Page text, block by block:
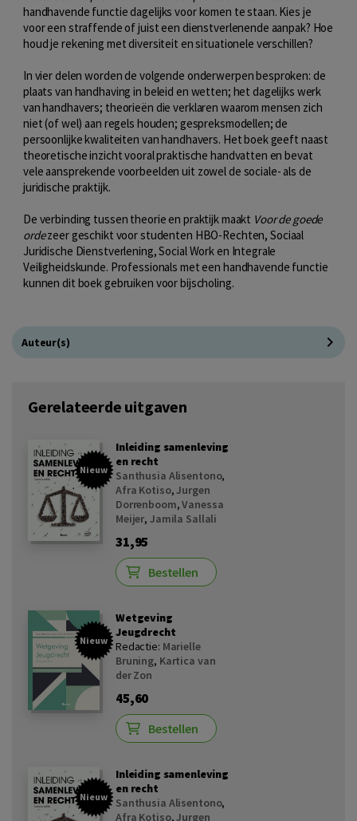
handhavende functie dagelijks voor komen te staan. Kies je
voor een straffende of juist een dienstverlenende aanpak? Hoe
houd je rekening met diversiteit en situationele verschillen?
In vier delen worden de volgende onderwerpen besproken: de
plaats van handhaving in beleid en wetten; het dagelijks werk
van handhavers; theorieën die verklaren waarom mensen zich
niet (of wel) aan regels houden; gespreksmodellen; de
persoonlijke kwaliteiten van handhavers. Het boek geeft naast
theoretische inzicht vooral praktische handvatten en bevat
vele aansprekende voorbeelden uit zowel de sociale- als de
juridische praktijk.
De verbinding tussen theorie en praktijk maakt Voor de goede
ordezeer geschikt voor studenten HBO-Rechten, Sociaal
Juridische Dienstverlening, Social Work en Integrale
Veiligheidskunde. Professionals met een handhavende functie
kunnen dit boek gebruiken voor bijscholing.
Auteur(s)
Gerelateerde uitgaven
Nieuw
Inleiding samenleving
en recht
Santhusia Alisentono,
Afra Kotiso,Jurgen
Dorrenboom,Vanessa
Meijer, Jamila Sallali
31,95
Bestellen
Nieuw
Wetgeving
Jeugdrecht
Redactie: Marielle
Bruning, Kartica van
der Zon
45,60
Bestellen
Nieuw
Inleiding samenleving
en recht
Santhusia Alisentono,
Afra Kotiso,Jurgen